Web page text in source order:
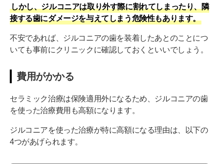
しかし、ジルコニアは取り外す際に割れてしまったり、隣
接する歯にダメージを与えてしまう危険性もあります。
不安であれば、ジルコニアの歯を装着したあとのことにつ
いても事前にクリニックに確認しておくといいでしょう。
費用がかかる
セラミック治療は保険適用外になるため、ジルコニアの歯
を使った治療費用も高額になります。
ジルコニアを使った治療が特に高額になる理由は、以下の
4つがあげられます。